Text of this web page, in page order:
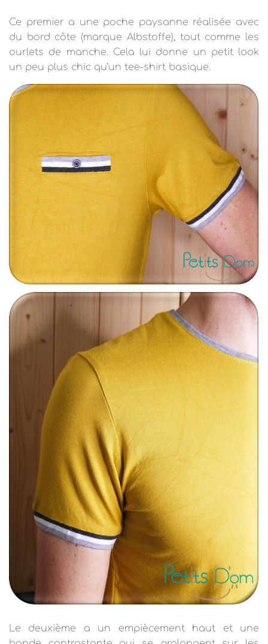
Ce premier a une poche paysanne réalisée avec
du bord côte (marque Albstoffe), tout comme les
ourlets de manche. Cela lui donne un petit look
un peu plus chic qu’un tee-shirt basique.
Le deuxième a un empiècement haut et une